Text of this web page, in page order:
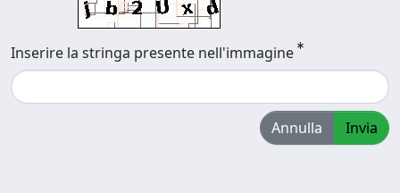
Inserire la stringa presente nell'immagine
Annulla Invia